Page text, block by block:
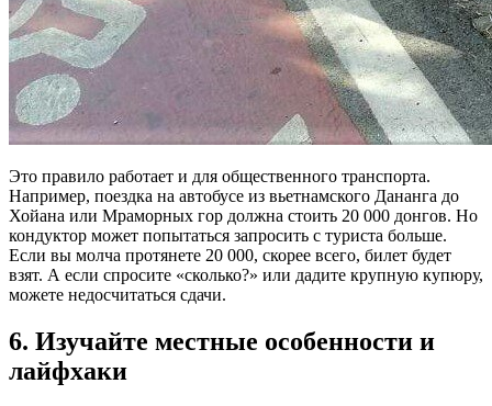
Это правило работает и для общественного транспорта.
Например, поездка на автобусе из вьетнамского Дананга до
Хойана или Мраморных гор должна стоить 20 000 донгов. Но
кондуктор может попытаться запросить с туриста больше.
Если вы молча протянете 20 000, скорее всего, билет будет
взят. А если спросите «сколько?» или дадите крупную купюру,
можете недосчитаться сдачи.
6. Изучайте местные особенности и
лайфхаки